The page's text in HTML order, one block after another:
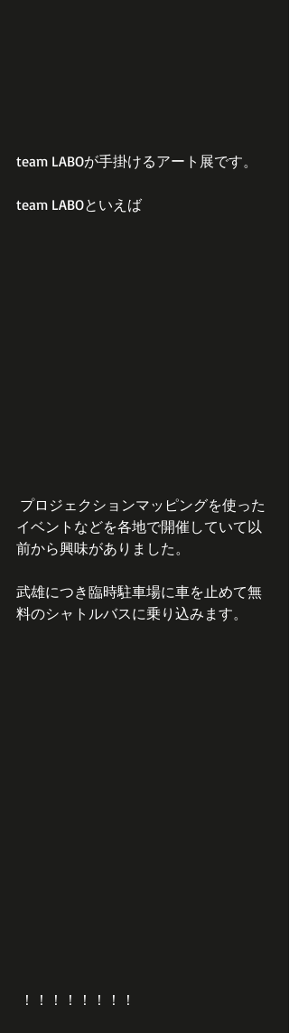
team LABOが手掛けるアート展です。
team LABOといえば
イベントなどを各地で開催していて以
前から興味がありました。
武雄につき臨時駐車場に車を止めて無
料のシャトルバスに乗り込みます。
！！！！！！！！